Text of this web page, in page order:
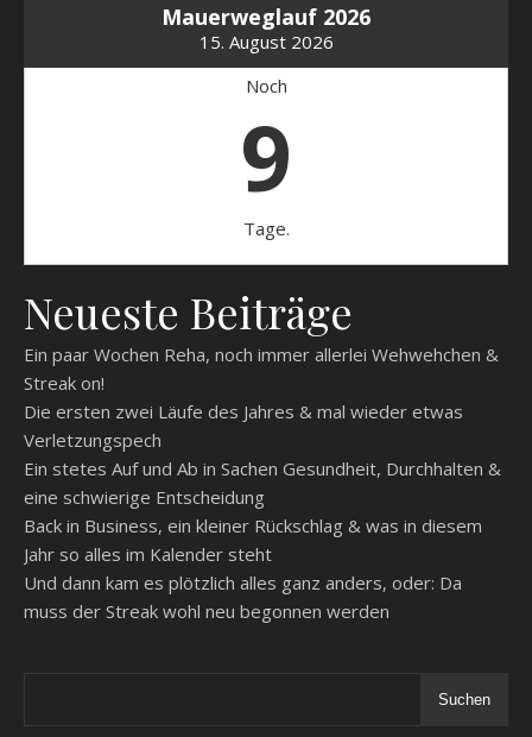
Mauerweglauf 2026
15. August 2026
Noch
9
Tage.
Neueste Beiträge
Ein paar Wochen Reha, noch immer allerlei Wehwehchen &
Streak on!
Die ersten zwei Läufe des Jahres & mal wieder etwas
Verletzungspech
Ein stetes Auf und Ab in Sachen Gesundheit, Durchhalten &
eine schwierige Entscheidung
Back in Business, ein kleiner Rückschlag & was in diesem
Jahr so alles im Kalender steht
Und dann kam es plötzlich alles ganz anders, oder: Da
muss der Streak wohl neu begonnen werden
Suchen